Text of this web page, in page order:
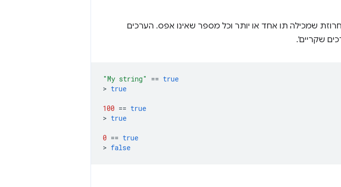
שמכילה תו אחד או יותר וכל מספר שאינו אפס. הערכים
שקריים'.
"My string" == true
> true
100 == true
> true
0 == true
> false